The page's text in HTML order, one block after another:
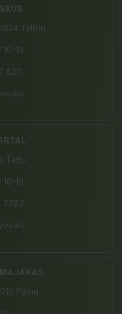
Tallinn
10-19
8211
Tartu
10-19
7787
Pärnu